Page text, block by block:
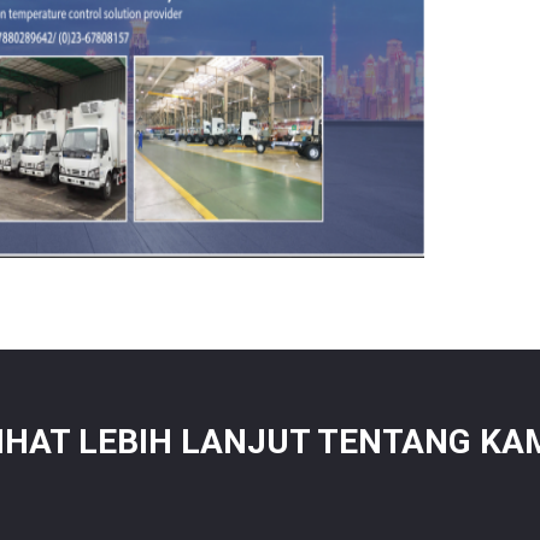
LEBIH LANJUT TENTANG